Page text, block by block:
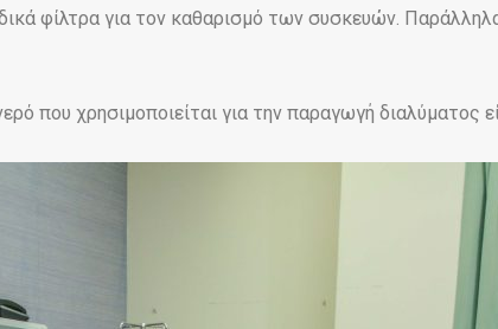
φίλτρα για τον καθαρισμό των συσκευών.
που χρησιμοποιείται για την παραγωγή διαλύματος